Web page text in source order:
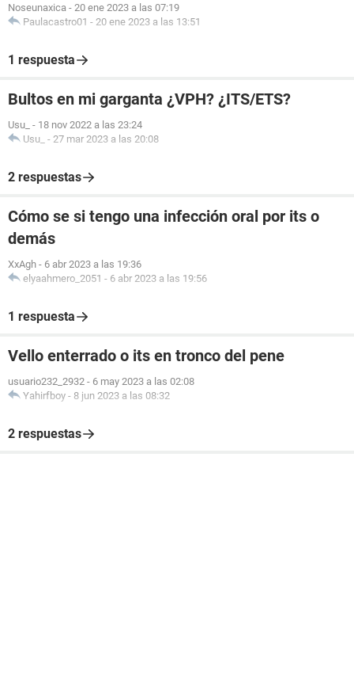
Noseunaxica - 20 ene 2023 a las 07:19
Paulacastro01 - 20 ene 2023 a las 13:51
1 respuesta
Bultos en mi garganta ¿VPH? ¿ITS/ETS?
Usu_ - 18 nov 2022 a las 23:24
Usu_ - 27 mar 2023 a las 20:08
2 respuestas
Cómo se si tengo una infección oral por its o
demás
XxAgh - 6 abr 2023 a las 19:36
elyaahmero_2051 - 6 abr 2023 a las 19:56
1 respuesta
Vello enterrado o its en tronco del pene
usuario232_2932 - 6 may 2023 a las 02:08
Yahirfboy - 8 jun 2023 a las 08:32
2 respuestas